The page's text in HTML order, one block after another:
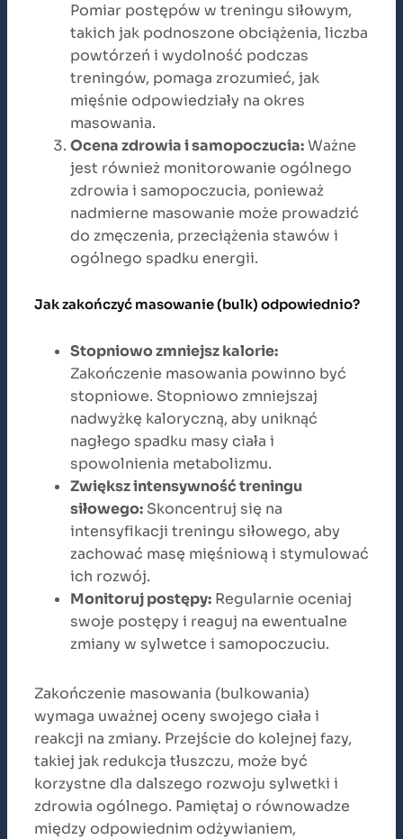
Pomiar postępów w treningu siłowym,
takich jak podnoszone obciążenia, liczba
powtórzeń i wydolność podczas
treningów, pomaga zrozumieć, jak
mięśnie odpowiedziały na okres
masowania.
Ocena zdrowia i samopoczucia:Ważne
jest również monitorowanie ogólnego
zdrowia i samopoczucia, ponieważ
nadmierne masowanie może prowadzić
do zmęczenia, przeciążenia stawów i
ogólnego spadku energii.
Jak zakończyć masowanie (bulk) odpowiednio?
Stopniowo zmniejsz kalorie:
Zakończenie masowania powinno być
stopniowe. Stopniowo zmniejszaj
nadwyżkę kaloryczną, aby uniknąć
nagłego spadku masy ciała i
spowolnienia metabolizmu.
Zwiększ intensywność treningu
siłowego: Skoncentruj się na
intensyfikacji treningu siłowego, aby
zachować masę mięśniową i stymulować
ich rozwój.
Monitoruj postępy: Regularnie oceniaj
swoje postępy i reaguj na ewentualne
zmiany w sylwetce i samopoczuciu.
Zakończenie masowania (bulkowania)
wymaga uważnej oceny swojego ciała i
reakcji na zmiany. Przejście do kolejnej fazy,
takiej jak redukcja tłuszczu, może być
korzystne dla dalszego rozwoju sylwetki i
zdrowia ogólnego. Pamiętaj o równowadze
między odpowiednim odżywianiem,